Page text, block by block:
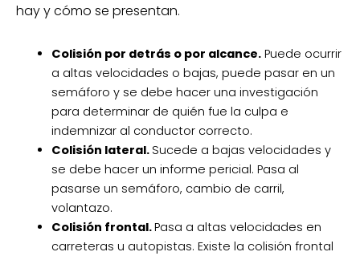
hay y cómo se presentan.
Colisión por detrás o por alcance.Puede ocurrir
a altas velocidades o bajas, puede pasar en un
semáforo y se debe hacer una investigación
para determinar de quién fue la culpa e
indemnizar al conductor correcto.
Colisión lateral. Sucede a bajas velocidades y
se debe hacer un informe pericial. Pasa al
pasarse un semáforo, cambio de carril,
volantazo.
Colisión frontal.Pasa a altas velocidades en
carreteras u autopistas. Existe la colisión frontal